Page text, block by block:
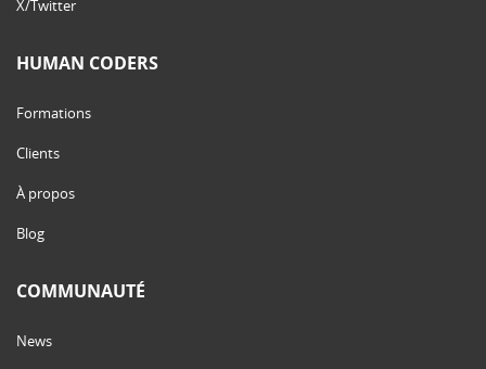
X/Twitter
HUMAN CODERS
Formations
Clients
À propos
Blog
COMMUNAUTÉ
News